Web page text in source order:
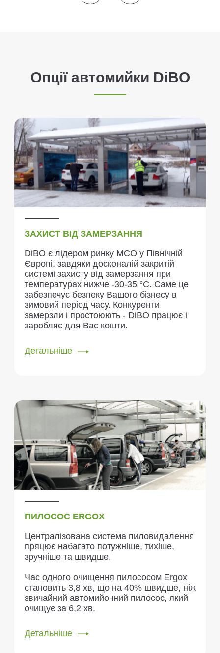
Опції автомийки DiBO
ЗАХИСТ ВІД ЗАМЕРЗАННЯ
DiBO є лідером ринку МСО у Північній
Європі, завдяки досконалій закритій
системі захисту від замерзання при
температурах нижче -30-35 °С. Саме це
забезпечує безпеку Вашого бізнесу в
зимовий період часу. Конкуренти
замерзли і простоюють - DiBO працює і
заробляє для Вас кошти.
Детальніше
ПИЛОСОС ERGOX
Централізована система пиловидалення
пряцює набагато потужніше, тихіше,
зручніше та швидше.
Час одного очищення пилососом Ergox
становить 3,8 хв, що на 40% швидше, ніж
звичайний автомийочний пилосос, який
очищує за 6,2 хв.
Детальніше